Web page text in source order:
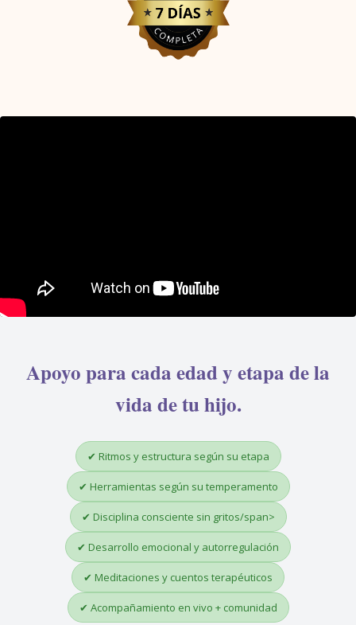
Apoyo para cada edad y etapa de la
vida de tu hijo.
✔ Ritmos y estructura según su etapa
✔ Herramientas según su temperamento
✔ Disciplina consciente sin gritos/span>
✔ Desarrollo emocional y autorregulación
✔ Meditaciones y cuentos terapéuticos
✔ Acompañamiento en vivo + comunidad